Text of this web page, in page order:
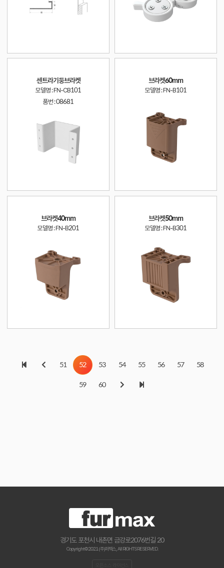
센트라기둥브라켓
모델명 : FN-CB101
품번 :08681
브라켓60mm
모델명 : FN-B101
브라켓40mm
모델명 : FN-B201
브라켓50mm
모델명 : FN-B301
51 52 53 54 55 56 57 58
59 60
경기도 포천시 내촌면 금강로2076번길 20
Copyright © 2021 (주)퍼맥스., All RIGHTS RESERVED.